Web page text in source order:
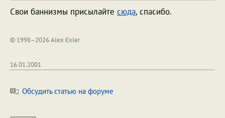
Свои баннизмы присылайте сюда, спасибо.
© 1998–2026 Alex Exler
16.01.2001
Обсудить статью на форуме